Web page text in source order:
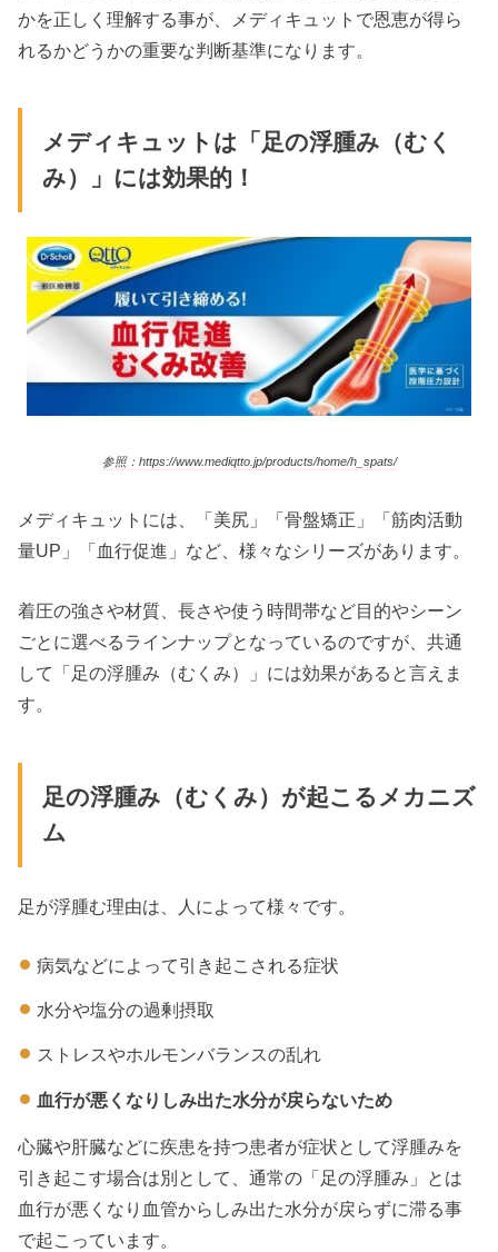
かを正しく理解する事が、メディキュットで恩恵が得ら
れるかどうかの重要な判断基準になります。
メディキュットは「足の浮腫み（むく
み）」には効果的！
参照：https://www.mediqtto.jp/products/home/h_spats/
メディキュットには、「美尻」「骨盤矯正」「筋肉活動
量UP」「血行促進」など、様々なシリーズがあります。
着圧の強さや材質、長さや使う時間帯など目的やシーン
ごとに選べるラインナップとなっているのですが、共通
して「足の浮腫み（むくみ）」には効果があると言えま
す。
足の浮腫み（むくみ）が起こるメカニズ
ム
足が浮腫む理由は、人によって様々です。
病気などによって引き起こされる症状
水分や塩分の過剰摂取
ストレスやホルモンバランスの乱れ
血行が悪くなりしみ出た水分が戻らないため
心臓や肝臓などに疾患を持つ患者が症状として浮腫みを
引き起こす場合は別として、通常の「足の浮腫み」とは
血行が悪くなり血管からしみ出た水分が戻らずに滞る事
で起こっています。